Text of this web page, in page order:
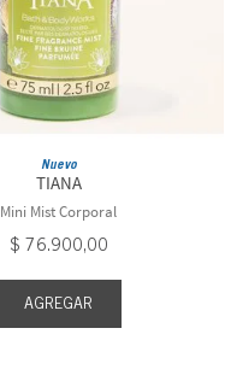
Nuevo
TIANA
Mini Mist Corporal
$ 76.900,00
AGREGAR